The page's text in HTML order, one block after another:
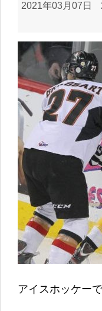
2021年03月07日
アイスホッケー